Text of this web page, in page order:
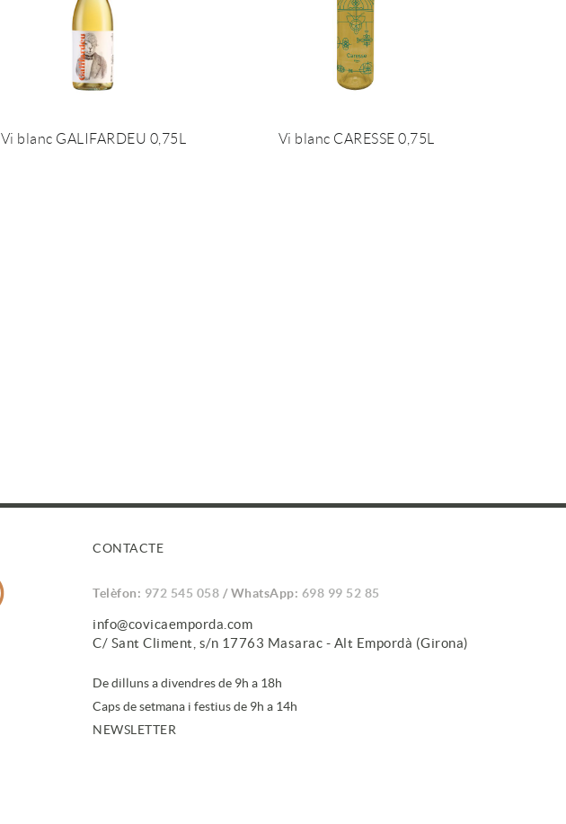
Vi blanc GALIFARDEU 0,75L Vi blanc CARESSE 0,75L
CONTACTE
Telèfon: 972 545 058 / WhatsApp: 698 99 52 85
info@covicaemporda.com
C/ Sant Climent, s/n 17763 Masarac - Alt Empordà (Girona)
De dilluns a divendres de 9h a 18h
Caps de setmana i festius de 9h a 14h
NEWSLETTER